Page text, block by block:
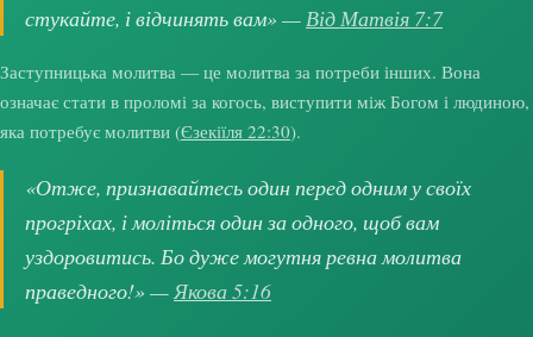
стукайте, і відчинять вам» —Від Матвія 7:7
Заступницька молитва — це молитва за потреби інших. Вона
означає стати в проломі за когось, виступити між Богом і людиною,
яка потребує молитви (Єзекіїля 22:30).
«Отже, признавайтесь один перед одним у своїх
прогріхах, і моліться один за одного, щоб вам
уздоровитись. Бо дуже могутня ревна молитва
праведного!» —Якова 5:16